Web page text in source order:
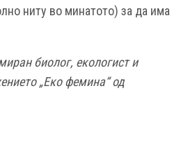
ниту во минатото) за да има
биолог, екологист и
„Еко фемина“ од